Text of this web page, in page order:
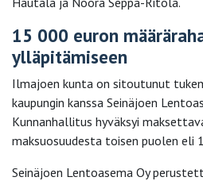
15 000 euron
ylläpitämiseen
Ilmajoen kunta on sitoutunut
kaupungin kanssa Seinäjoen
Kunnanhallitus hyväksyi
maksuosuudesta toisen puolen eli
Seinäjoen Lentoasema Oy